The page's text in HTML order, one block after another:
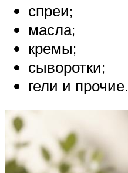
спреи;
масла;
кремы;
сыворотки;
гели и прочие.